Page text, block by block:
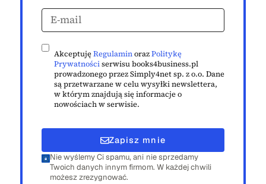
AkceptujęRegulaminorazPolitykę
Prywatnościserwisu books4business.pl
prowadzonego przez Simply4net sp. z o.o. Dane
są przetwarzane w celu wysyłki newslettera,
w którym znajdują się informacje o
nowościach w serwisie.
Zapisz mnie
Nie wyślemy Ci spamu, ani nie sprzedamy
Twoich danych innym firmom. W każdej chwili
możesz zrezygnować.